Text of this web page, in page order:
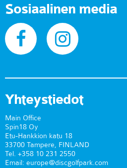
Sosiaalinen media
Yhteystiedot
Main Office
Spin18 Oy
Etu-Hankkion katu 18
33700 Tampere, FINLAND
Tel. +358 10 231 2550
Email: europe@discgolfpark.com